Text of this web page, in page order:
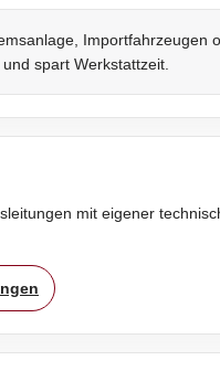
Importfahrzeugen
spart Werkstattzeit.
mit eigener